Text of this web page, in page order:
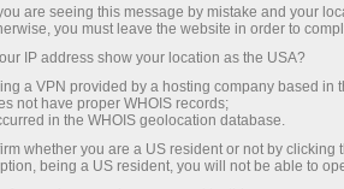
Hệ thống
nhà đầu
Hệ thống PAMM của InstaForex
pháp đầu tư thông minh vào
không có bất kỳ giới hạn nào
are seeing this message by mistake and your
you must leave the website in order to
IP address show your location as the USA?
a VPN provided by a hosting company based in
not have proper WHOIS records;
in the WHOIS geolocation database.
whether you are a US resident or not by clicking
being a US resident, you will not be able to